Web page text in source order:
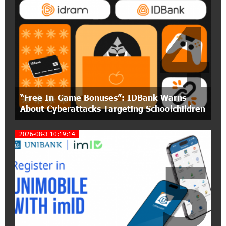
12:40:36 2-07-2026
Ucom Introduces the New uMix 5000 Regional
Package: 3 Services for Just AMD 5,000 per
Month
"Monaco glamour, Vegas energy, Macau prestige
- yet uniquely Armenian." Artak Tovmasyan on
how Seven Visions is redefining world-class hospitality
11:56:27 1-07-2026
Travel Without Borders: Ucom Introduces New
15:08:55 30-06-2026
Artur Nakhshikyan has joined the Supervisory
Board of Unibank
“Free In-Game Bonuses”: IDBank Warns
About Cyberattacks Targeting Schoolchildren
4
2026-08-3 10:19:14
5